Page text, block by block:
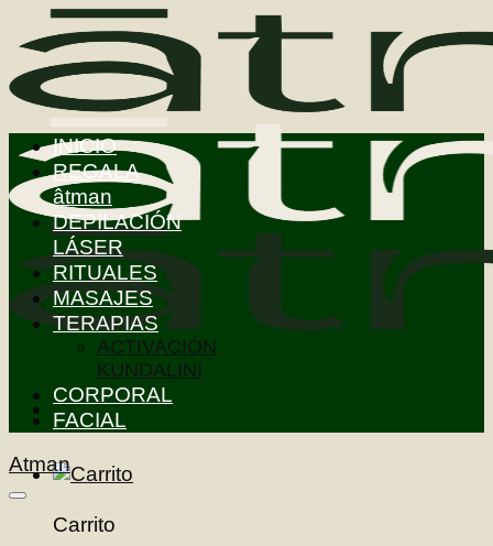
Saltar
al
contenido
Carrito
INICIO
REGALA
âtman
DEPILACIÓN
LÁSER
RITUALES
MASAJES
TERAPIAS
ACTIVACIÓN
KUNDALINI
CORPORAL
FACIAL
Atman